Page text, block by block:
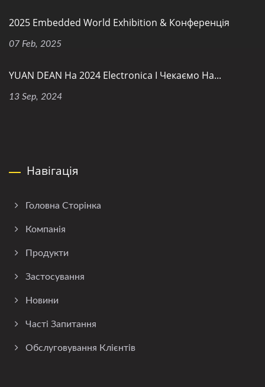
2025 Embedded World Exhibition & Конференція
07 Feb, 2025
YUAN DEAN На 2024 Electronica І Чекаємо На...
13 Sep, 2024
Навігація
Головна Сторінка
Компанія
Продукти
Застосування
Новини
Часті Запитання
Обслуговування Клієнтів